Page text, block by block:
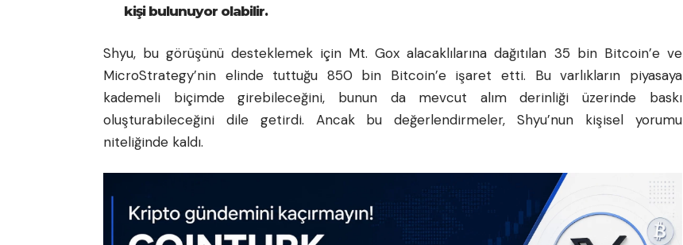
kişi bulunuyor olabilir.
Shyu, bu görüşünü desteklemek için Mt. Gox alacaklılarına dağıtılan 35 bin Bitcoin’e ve
MicroStrategy’nin elinde tuttuğu 850 bin Bitcoin’e işaret etti. Bu varlıkların piyasaya
kademeli biçimde girebileceğini, bunun da mevcut alım derinliği üzerinde baskı
oluşturabileceğini dile getirdi. Ancak bu değerlendirmeler, Shyu’nun kişisel yorumu
niteliğinde kaldı.